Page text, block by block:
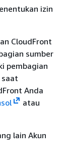
izin
CloudFront
sumber
pembagian
saat
Anda
atau
lain Akun